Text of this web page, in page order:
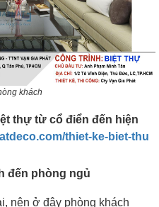
khách
thự từ cổ điển đến hiện
thiet-ke-biet-thu
đến phòng ngủ
nên ở đây phòng khách